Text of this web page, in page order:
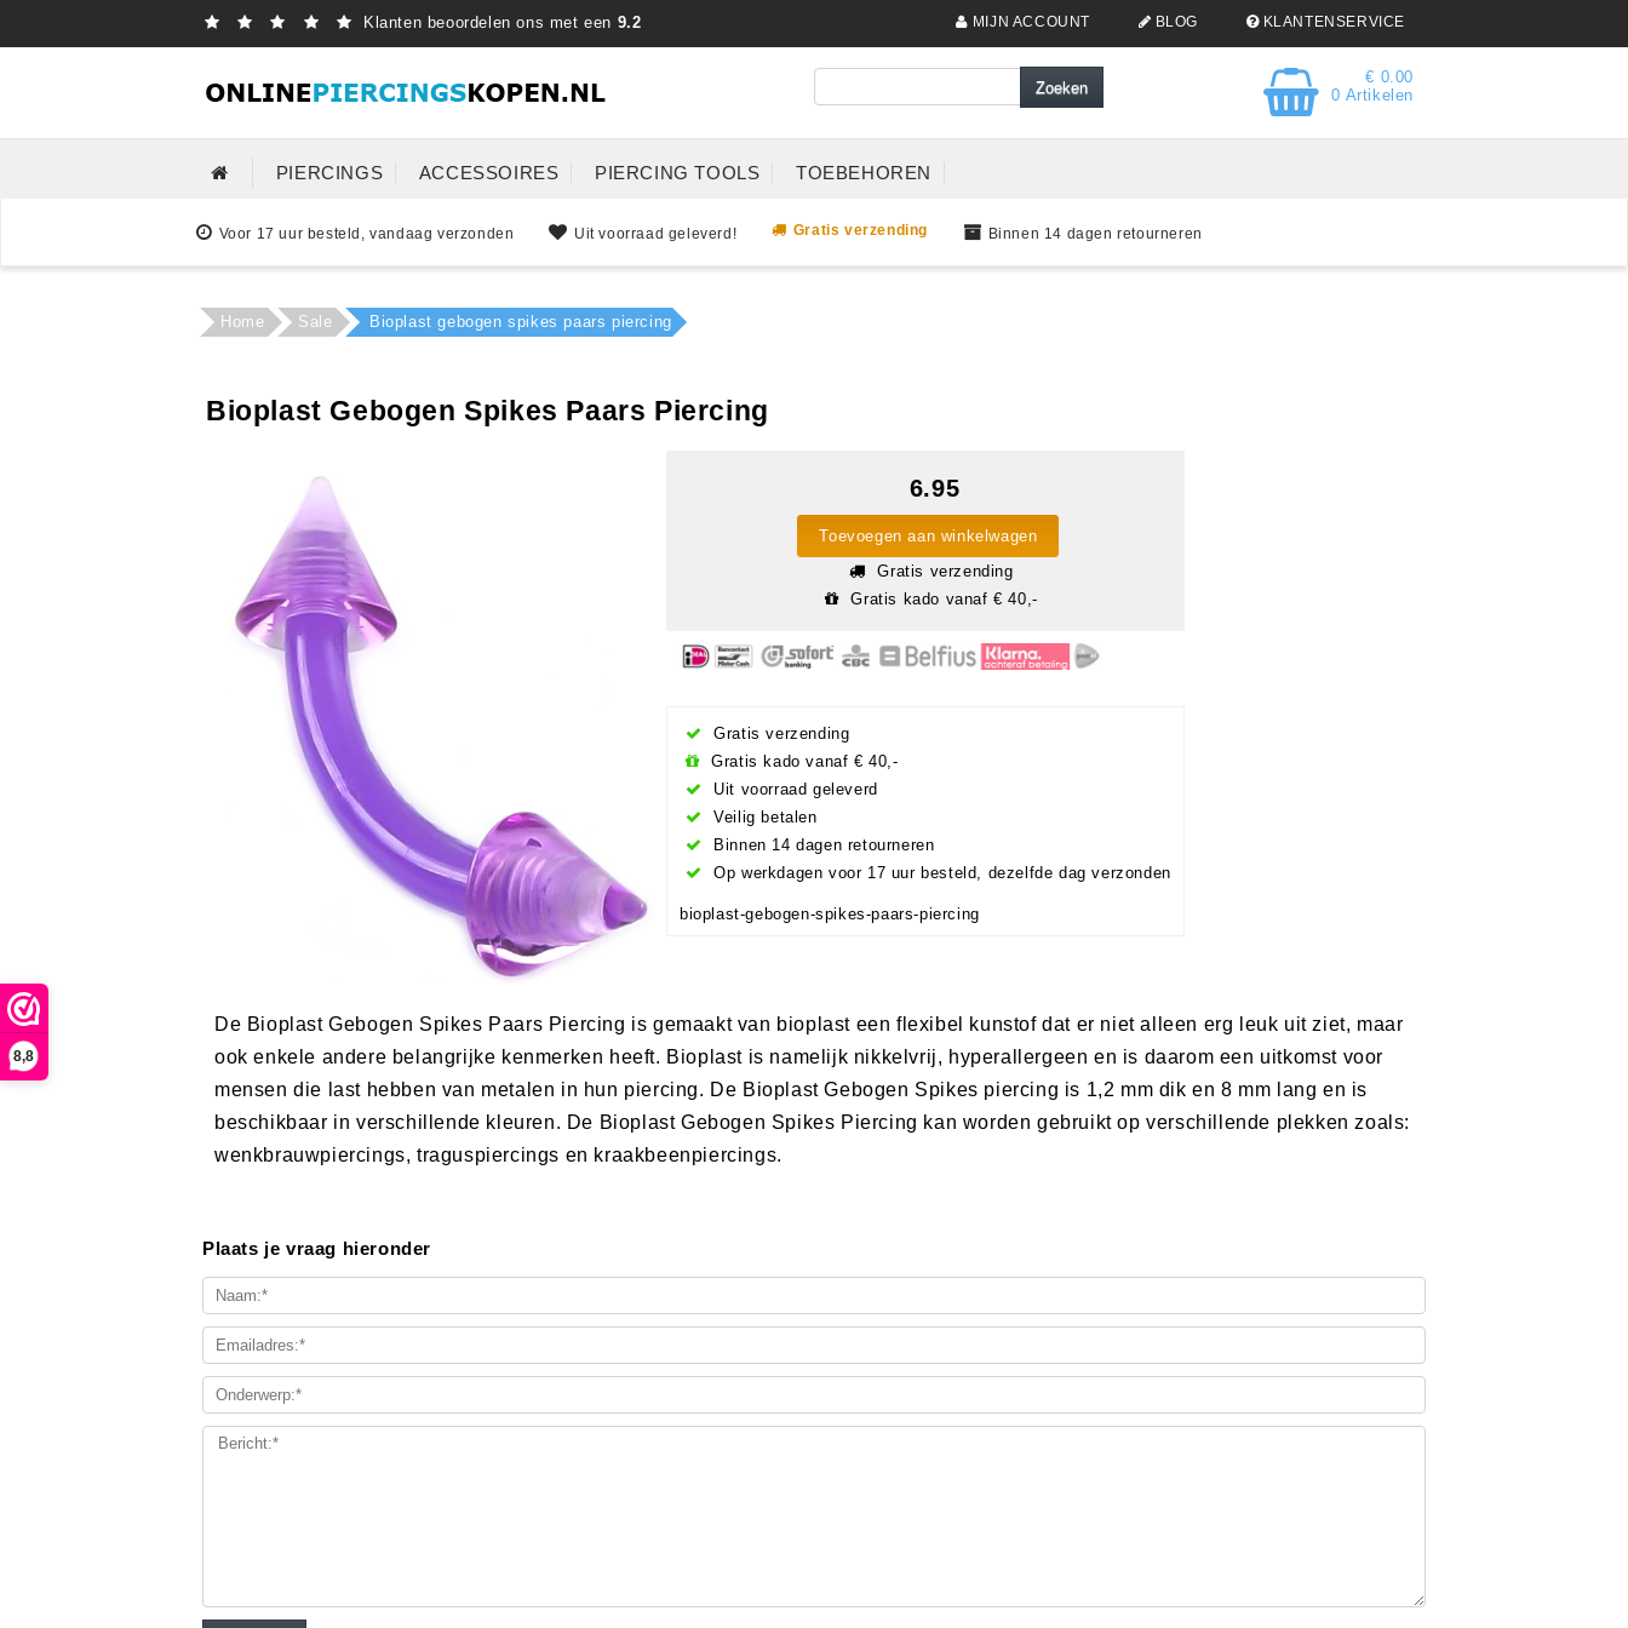
8,8
Klanten beoordelen ons met een 9.2 MIJN ACCOUNT BLOG KLANTENSERVICE
€ 0.00
0 Artikelen
PIERCINGS ACCESSOIRES PIERCING TOOLS TOEBEHOREN
Voor 17 uur besteld, vandaag verzonden Uit voorraad geleverd! Gratis verzending Binnen 14 dagen retourneren
Home Sale Bioplast gebogen spikes paars piercing
Bioplast Gebogen Spikes Paars Piercing
6.95
Toevoegen aan winkelwagen
Gratis verzending
Gratis kado vanaf € 40,-
Gratis verzending
Gratis kado vanaf € 40,-
Uit voorraad geleverd
Veilig betalen
Binnen 14 dagen retourneren
Op werkdagen voor 17 uur besteld, dezelfde dag verzonden
bioplast-gebogen-spikes-paars-piercing
De Bioplast Gebogen Spikes Paars Piercing is gemaakt van bioplast een flexibel kunstof dat er niet alleen erg leuk uit ziet, maar
ook enkele andere belangrijke kenmerken heeft. Bioplast is namelijk nikkelvrij, hyperallergeen en is daarom een uitkomst voor
mensen die last hebben van metalen in hun piercing. De Bioplast Gebogen Spikes piercing is 1,2 mm dik en 8 mm lang en is
beschikbaar in verschillende kleuren. De Bioplast Gebogen Spikes Piercing kan worden gebruikt op verschillende plekken zoals:
wenkbrauwpiercings, traguspiercings en kraakbeenpiercings.
Plaats je vraag hieronder